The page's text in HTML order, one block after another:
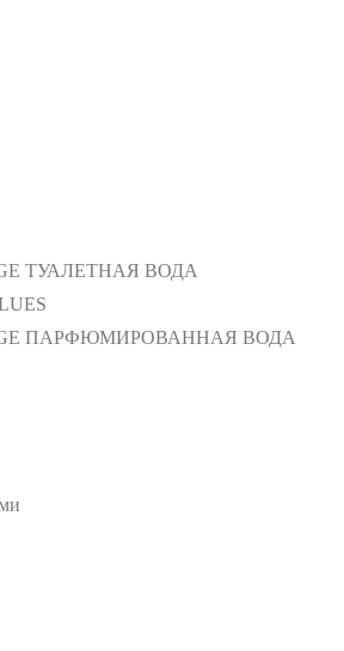
ТУАЛЕТНАЯ ВОДА
ПАРФЮМИРОВАННАЯ ВОДА